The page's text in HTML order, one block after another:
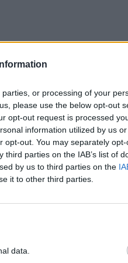
or processing of your
please use the below opt-out
opt-out request is processed
information utilized by us
opt-out. You may separately
parties on the IAB’s list of
by us to third parties on the
it to other third parties.
data.
características? E será
até podem não ser
(7 janeiro)
infantil doMAR
o filme “DC Liga dos
partilham os mesmos
e o resto da Liga
um canil – Ace, o cão de
os seus recém-